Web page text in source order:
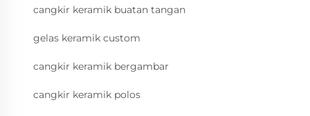
cangkir keramik buatan tangan
gelas keramik custom
cangkir keramik bergambar
cangkir keramik polos